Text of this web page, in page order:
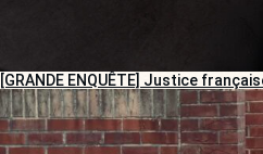
[GRANDE ENQUÊTE] Justice